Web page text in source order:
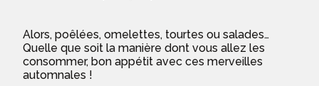
Alors, poêlées, omelettes, tourtes ou salades…
Quelle que soit la manière dont vous allez les
consommer, bon appétit avec ces merveilles
automnales !